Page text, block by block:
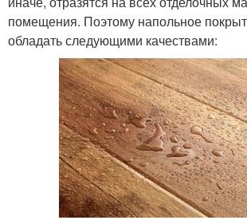
помещения. Поэтому напольное
обладать следующими качествами: